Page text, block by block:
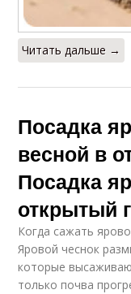
Читать дальше →
Посадка
весной в
Посадка
открытый
Когда сажать
Яровой чеснок
которые
только почва